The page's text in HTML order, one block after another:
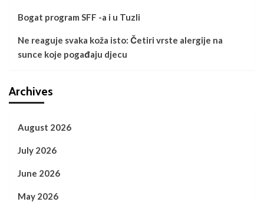
Bogat program SFF -a i u Tuzli
Ne reaguje svaka koža isto: Četiri vrste alergije na
sunce koje pogađaju djecu
Archives
August 2026
July 2026
June 2026
May 2026